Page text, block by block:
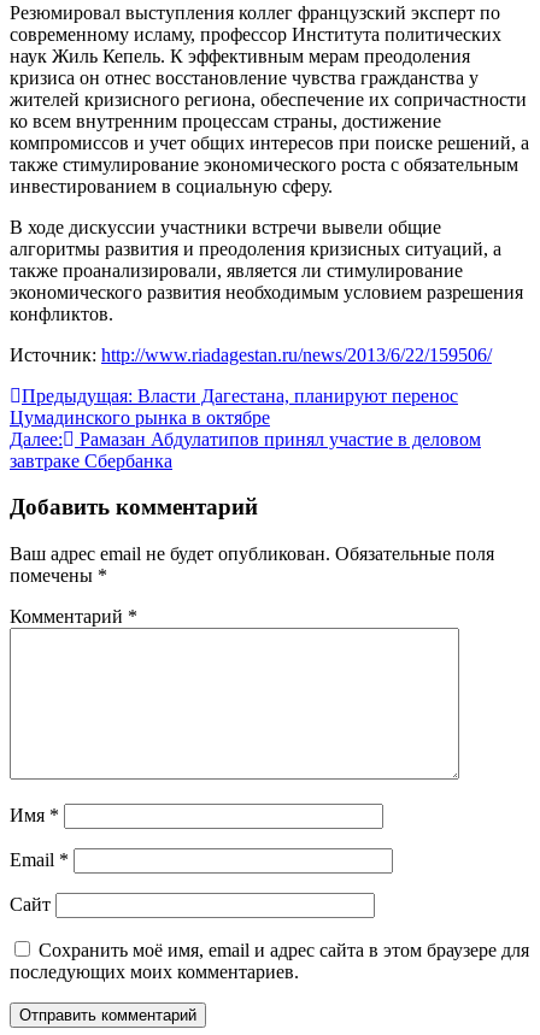
Резюмировал выступления коллег французский эксперт по
современному исламу, профессор Института политических
наук Жиль Кепель. К эффективным мерам преодоления
кризиса он отнес восстановление чувства гражданства у
жителей кризисного региона, обеспечение их сопричастности
ко всем внутренним процессам страны, достижение
компромиссов и учет общих интересов при поиске решений, а
также стимулирование экономического роста с обязательным
инвестированием в социальную сферу.
В ходе дискуссии участники встречи вывели общие
алгоритмы развития и преодоления кризисных ситуаций, а
также проанализировали, является ли стимулирование
экономического развития необходимым условием разрешения
конфликтов.
Источник: http://www.riadagestan.ru/news/2013/6/22/159506/
Навигация
по
записям
Предыдущая: Власти Дагестана, планируют перенос
Цумадинского рынка в октябре
Далее:
Рамазан Абдулатипов принял участие в деловом
завтраке Сбербанка
Добавить комментарий
Ваш адрес email не будет опубликован. Обязательные поля
помечены *
Комментарий *
Имя *
Email *
Сайт
Сохранить моё имя, email и адрес сайта в этом браузере для
последующих моих комментариев.